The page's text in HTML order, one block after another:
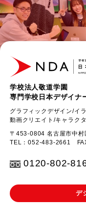
学校法人敬道学園
専門学校日本デザイナ
グラフィックデザイン/イ
動画クリエイト/キャラク
〒453-0804 名古屋市中村
TEL：052-483-2661
0120-802-
デ